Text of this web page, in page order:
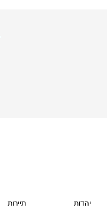
יהדות
תיירות